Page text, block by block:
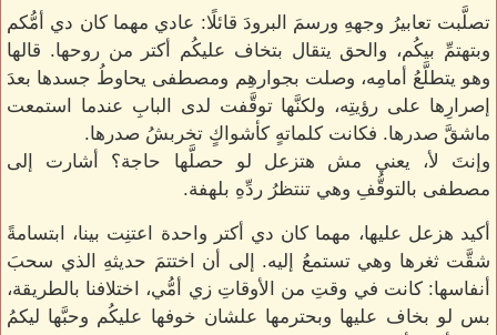
تصلَّبت تعابيرُ وجههِ ورسمَ البرودَ قائلًا: عادي مهما كان دي أمُّكم
وبتهتمِّ بيكُم، والحق يتقال بتخاف عليكُم أكتر من روحها. قالها
وهو يتطلَّعُ أمامِه، وصلت بجوارهِم ومصطفى يحاوطُ جسدها بعدَ
إصرارِها على رؤيتِه، ولكنَّها توقَّفت لدى البابِ عندما استمعت
ماشقَّ صدرها. فكانت كلماتهٍ كأشواكٍ تخربشُ صدرها.
وإنتَ لأ، يعني مش هتزعل لو حصلَّها حاجة؟ أشارت إلى
مصطفى بالتوقُّفِ وهي تنتظرُ ردِّهِ بلهفة.
أكيد هزعل عليها، مهما كان دي أكتر واحدة اعتنِت بينا، ابتسامةً
شقَّت ثغرها وهي تستمعُ إليه. إلى أن اختتمَ حديثهِ الذي سحبَ
أنفاسها: كانت في وقتِ من الأوقاتِ زي أمُّي، اختلافنا بالطريقة،
بس لو بخاف عليها وبحترمها علشان خوفها عليكُم وحبَّها ليكمُ